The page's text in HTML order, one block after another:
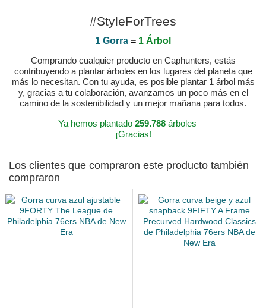
#StyleForTrees
1 Gorra = 1 Árbol
Comprando cualquier producto en Caphunters, estás
contribuyendo a plantar árboles en los lugares del planeta que
más lo necesitan. Con tu ayuda, es posible plantar 1 árbol más
y, gracias a tu colaboración, avanzamos un poco más en el
camino de la sostenibilidad y un mejor mañana para todos.
Ya hemos plantado 259.788 árboles
¡Gracias!
Los clientes que compraron este producto también
compraron